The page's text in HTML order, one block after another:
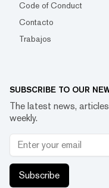
Code of Conduct
Contacto
Trabajos
SUBSCRIBE TO OUR
The latest news,
weekly.
Subscribe